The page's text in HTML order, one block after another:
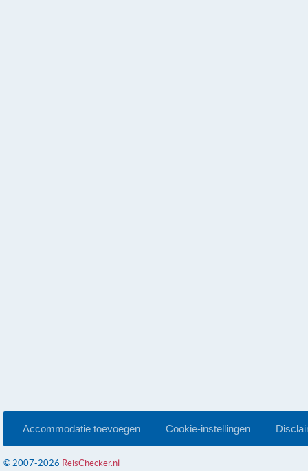
Accommodatie toevoegen Cookie-instellingen
© 2007-2026 ReisChecker.nl